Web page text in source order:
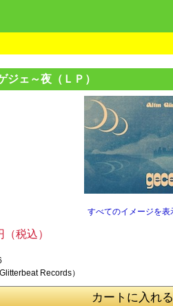
ジェ～夜（ ＬＰ）
すべてのイメージを表
税込）
eat Records）